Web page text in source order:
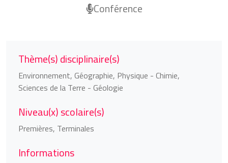
Conférence
Thème(s) disciplinaire(s)
Environnement, Géographie, Physique - Chimie,
Sciences de la Terre - Géologie
Niveau(x) scolaire(s)
Premières, Terminales
Informations